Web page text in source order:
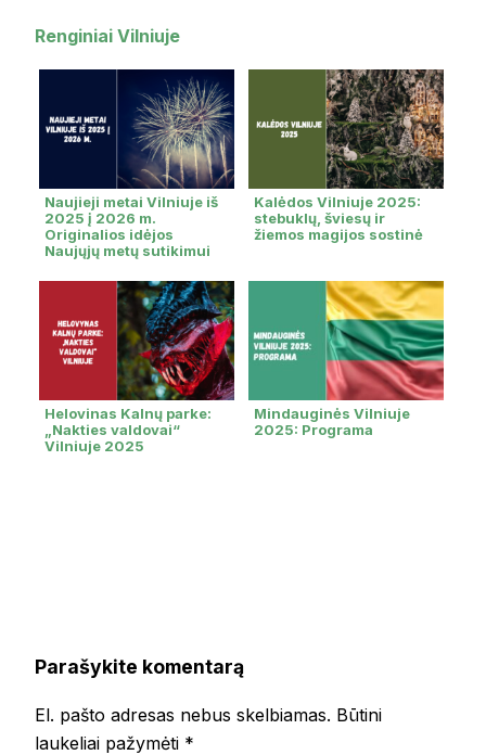
Renginiai Vilniuje
Naujieji metai Vilniuje iš
2025 į 2026 m.
Originalios idėjos
Naujųjų metų sutikimui
Kalėdos Vilniuje 2025:
stebuklų, šviesų ir
žiemos magijos sostinė
Helovinas Kalnų parke:
„Nakties valdovai“
Vilniuje 2025
Mindauginės Vilniuje
2025: Programa
Parašykite komentarą
El. pašto adresas nebus skelbiamas. Būtini
laukeliai pažymėti *